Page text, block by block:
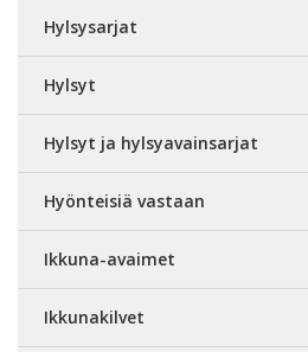
Hylsysarjat
Hylsyt
Hylsyt ja hylsyavainsarjat
Hyönteisiä vastaan
Ikkuna-avaimet
Ikkunakilvet